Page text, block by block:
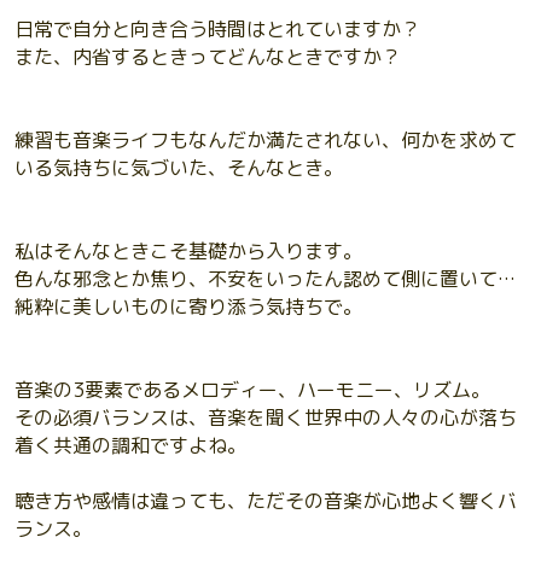
日常で自分と向き合う時間はとれていますか？
また、内省するときってどんなときですか？
練習も音楽ライフもなんだか満たされない、何かを求めて
いる気持ちに気づいた、そんなとき。
私はそんなときこそ基礎から入ります。
色んな邪念とか焦り、不安をいったん認めて側に置いて…
純粋に美しいものに寄り添う気持ちで。
音楽の3要素であるメロディー、ハーモニー、リズム。
その必須バランスは、音楽を聞く世界中の人々の心が落ち
着く共通の調和ですよね。
聴き方や感情は違っても、ただその音楽が心地よく響くバ
ランス。